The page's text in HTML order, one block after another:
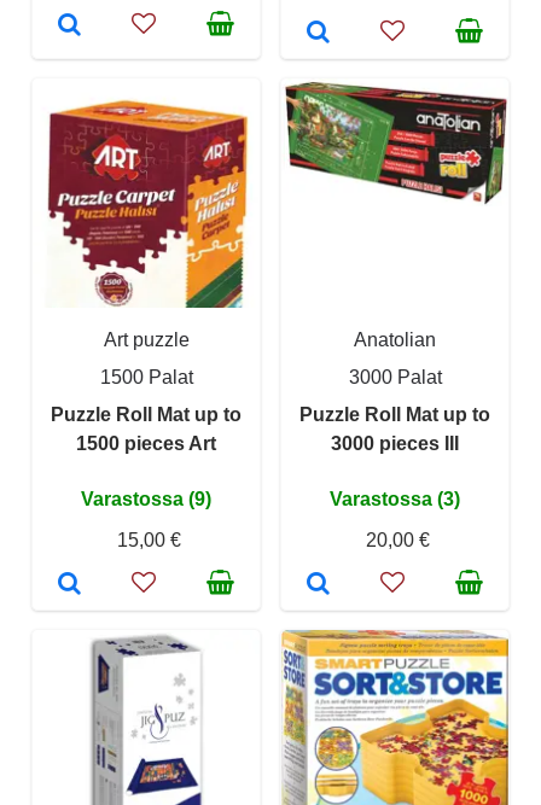
Art puzzle
1500 Palat
Puzzle Roll Mat up to
1500 pieces Art
Varastossa (9)
15,00 €
Anatolian
3000 Palat
Puzzle Roll Mat up to
3000 pieces III
Varastossa (3)
20,00 €